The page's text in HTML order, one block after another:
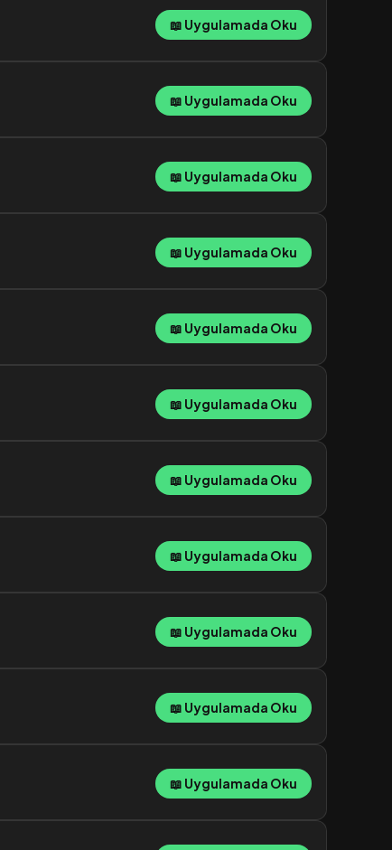
📖 Uygulamada Oku
📖 Uygulamada Oku
📖 Uygulamada Oku
📖 Uygulamada Oku
📖 Uygulamada Oku
📖 Uygulamada Oku
📖 Uygulamada Oku
📖 Uygulamada Oku
📖 Uygulamada Oku
📖 Uygulamada Oku
📖 Uygulamada Oku